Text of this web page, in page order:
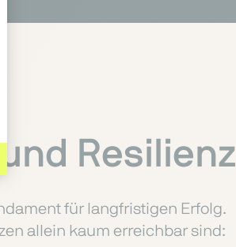
Resilienz
für langfristigen Erfolg.
allein kaum erreichbar sind: